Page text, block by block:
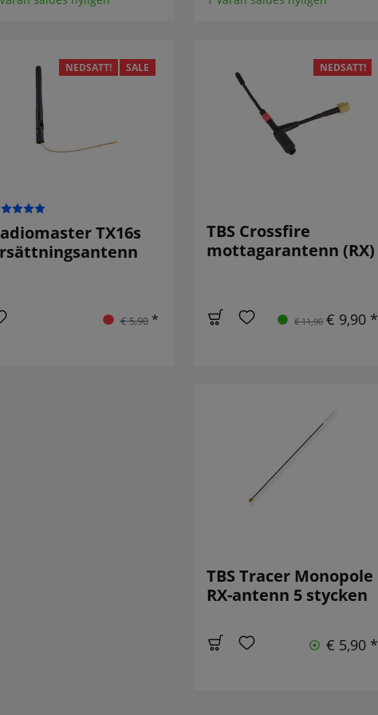
NEDSATT! SALE
TX16s
€ 5,90*
NEDSATT!
TBS Crossfire
mottagarantenn (RX)
€ 11,90 € 9,90 *
TBS Tracer Monopole
RX-antenn 5 stycken
€ 5,90 *